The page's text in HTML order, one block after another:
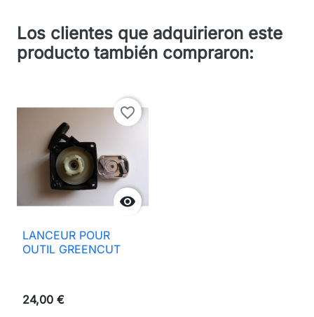
Los clientes que adquirieron este
producto también compraron:

favorite_border
LANCEUR POUR
OUTIL GREENCUT
24,00 €